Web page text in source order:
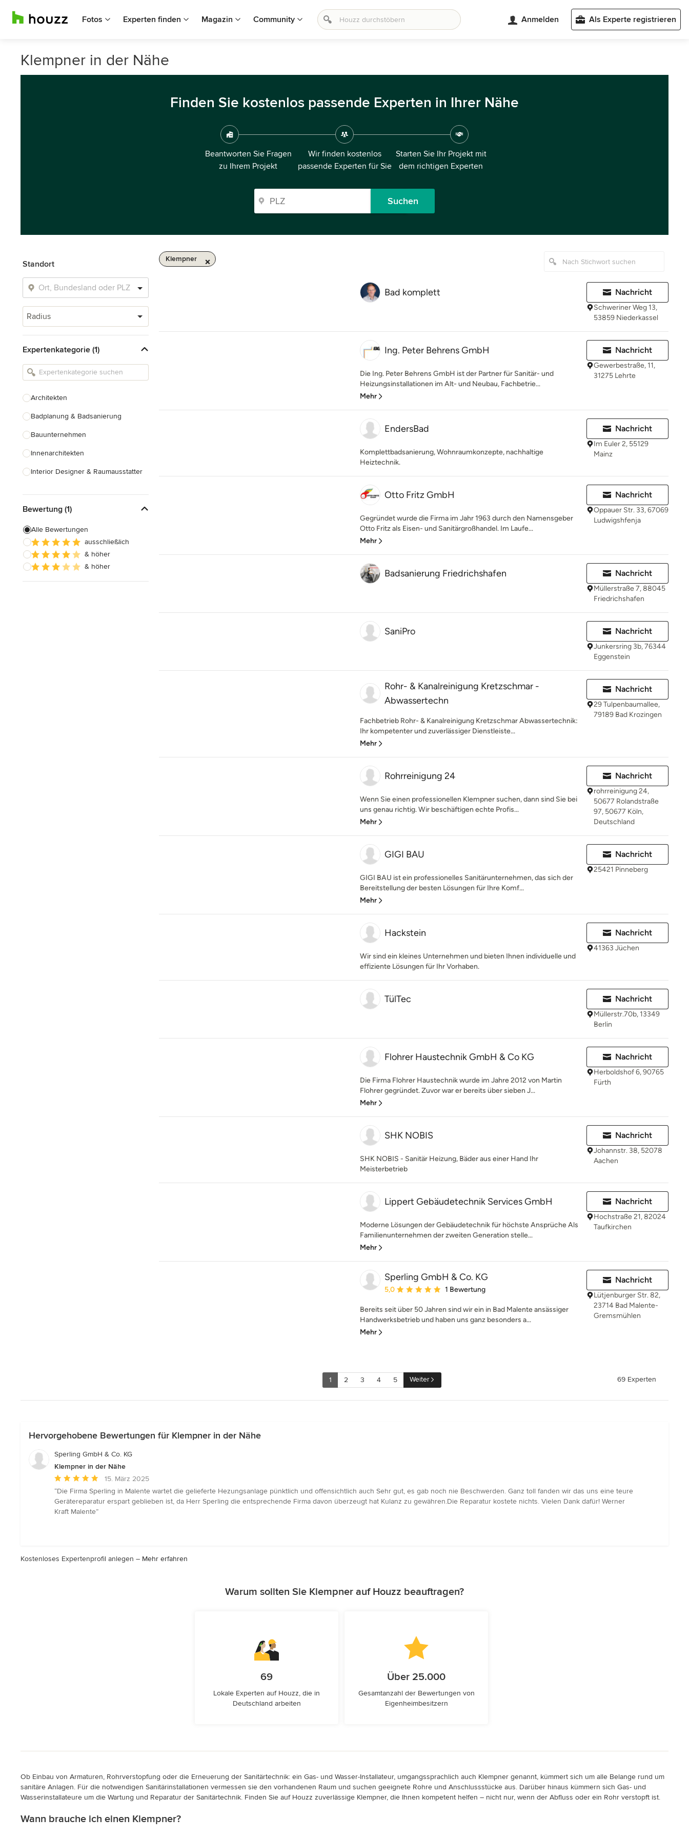
Fotos Experten finden Magazin Community Anmelden Als Experte registrieren
Klempner in der Nähe
Finden Sie kostenlos passende Experten in Ihrer Nähe
Beantworten Sie Fragen
zu Ihrem Projekt
Wir finden kostenlos
passende Experten für Sie
Starten Sie Ihr Projekt mit
dem richtigen Experten
Suchen
Standort
Radius
Expertenkategorie (1)
Architekten
Badplanung & Badsanierung
Bauunternehmen
Innenarchitekten
Interior Designer & Raumausstatter
Landschaftsarchitekten
Armaturen & Sanitärbedarf
Beleuchtung
Einbauschränke
Bewertung (1)
Alle Bewertungen
ausschließlich
& höher
& höher
Klempner
Bad komplett Nachricht
Schweriner Weg 13,
53859 Niederkassel
Ing. Peter Behrens GmbH
Die Ing. Peter Behrens GmbH ist der Partner für Sanitär- und
Heizungsinstallationen im Alt- und Neubau, Fachbetrie...
Mehr
Nachricht
Gewerbestraße, 11,
31275 Lehrte
EndersBad
Komplettbadsanierung, Wohnraumkonzepte, nachhaltige
Heiztechnik.
Nachricht
Im Euler 2, 55129
Mainz
Otto Fritz GmbH
Gegründet wurde die Firma im Jahr 1963 durch den Namensgeber
Otto Fritz als Eisen- und Sanitärgroßhandel. Im Laufe...
Mehr
Nachricht
Oppauer Str. 33, 67069
Ludwigshfenja
Badsanierung Friedrichshafen Nachricht
Müllerstraße 7, 88045
Friedrichshafen
SaniPro Nachricht
Junkersring 3b, 76344
Eggenstein
Rohr- & Kanalreinigung Kretzschmar -
Abwassertechn
Fachbetrieb Rohr- & Kanalreinigung Kretzschmar Abwassertechnik:
Ihr kompetenter und zuverlässiger Dienstleiste...
Mehr
Nachricht
29 Tulpenbaumallee,
79189 Bad Krozingen
Rohrreinigung 24
Wenn Sie einen professionellen Klempner suchen, dann sind Sie bei
uns genau richtig. Wir beschäftigen echte Profis...
Mehr
Nachricht
rohrreinigung 24,
50677 Rolandstraße
97, 50677 Köln,
Deutschland
GIGI BAU
GIGI BAU ist ein professionelles Sanitärunternehmen, das sich der
Bereitstellung der besten Lösungen für Ihre Komf...
Mehr
Nachricht
25421 Pinneberg
Hackstein
Wir sind ein kleines Unternehmen und bieten Ihnen individuelle und
effiziente Lösungen für Ihr Vorhaben.
Nachricht
41363 Jüchen
TülTec Nachricht
Müllerstr.70b, 13349
Berlin
Flohrer Haustechnik GmbH & Co KG
Die Firma Flohrer Haustechnik wurde im Jahre 2012 von Martin
Flohrer gegründet. Zuvor war er bereits über sieben J...
Mehr
Nachricht
Herboldshof 6, 90765
Fürth
SHK NOBIS
SHK NOBIS - Sanitär Heizung, Bäder aus einer Hand Ihr
Meisterbetrieb
Nachricht
Johannstr. 38, 52078
Aachen
Lippert Gebäudetechnik Services GmbH
Moderne Lösungen der Gebäudetechnik für höchste Ansprüche Als
Familienunternehmen der zweiten Generation stelle...
Mehr
Nachricht
Hochstraße 21, 82024
Taufkirchen
Sperling GmbH & Co. KG
Durchschnittliche Bewertung: 5 von 5 Sternen
5,0 1 Bewertung
Bereits seit über 50 Jahren sind wir ein in Bad Malente ansässiger
Handwerksbetrieb und haben uns ganz besonders a...
Mehr
Nachricht
Lütjenburger Str. 82,
23714 Bad Malente-
Gremsmühlen
1 2 3 4 5 Weiter 69 Experten
Hervorgehobene Bewertungen für Klempner in der Nähe
Sperling GmbH & Co. KG
Klempner in der Nähe
Durchschnittliche
Bewertung:
5
von
15. März 2025
“Die Firma Sperling in Malente wartet die gelieferte Hezungsanlage pünktlich und offensichtlich auch Sehr gut, es gab noch nie Beschwerden. Ganz toll fanden wir das uns eine teure
Gerätereparatur erspart geblieben ist, da Herr Sperling die entsprechende Firma davon überzeugt hat Kulanz zu gewähren.Die Reparatur kostete nichts. Vielen Dank dafür! Werner
Kraft Malente”
Kostenloses Expertenprofil anlegen – Mehr erfahren
Warum sollten Sie Klempner auf Houzz beauftragen?
69
Lokale Experten auf Houzz, die in
Deutschland arbeiten
Über 25.000
Gesamtanzahl der Bewertungen von
Eigenheimbesitzern
Ob Einbau von Armaturen, Rohrverstopfung oder die Erneuerung der Sanitärtechnik: ein Gas- und Wasser-Installateur, umgangssprachlich auch Klempner genannt, kümmert sich um alle Belange rund um
sanitäre Anlagen. Für die notwendigen Sanitärinstallationen vermessen sie den vorhandenen Raum und suchen geeignete Rohre und Anschlussstücke aus. Darüber hinaus kümmern sich Gas- und
Wasserinstallateure um die Wartung und Reparatur der Sanitärtechnik. Finden Sie auf Houzz zuverlässige Klempner, die Ihnen kompetent helfen – nicht nur, wenn der Abfluss oder ein Rohr verstopft ist.
Wann brauche ich einen Klempner?